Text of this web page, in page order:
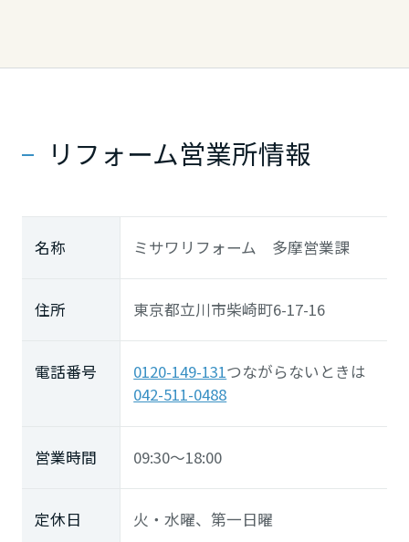
リフォーム営業所情報
名称 ミサワリフォーム 多摩営業課
住所 東京都立川市柴崎町6-17-16
電話番号 0120-149-131つながらないときは
042-511-0488
営業時間 09:30～18:00
定休日 火・水曜、第一日曜